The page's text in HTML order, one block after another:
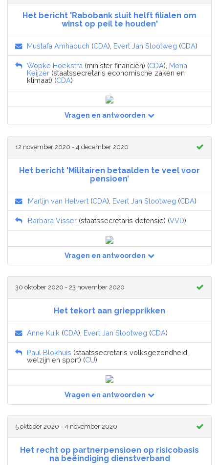
Het bericht 'Rabobank sluit helft filialen om
winst op peil te houden'
Mustafa Amhaouch (CDA), Evert Jan Slootweg (CDA)
Wopke Hoekstra (minister financiën) (CDA), Mona
Keijzer (staatssecretaris economische zaken en
klimaat) (CDA)
Vragen en antwoorden
12 november 2020 - 4 december 2020
Het bericht 'Militairen betaalden te veel voor
pensioen’
Martijn van Helvert (CDA), Evert Jan Slootweg (CDA)
Barbara Visser (staatssecretaris defensie) (VVD)
Vragen en antwoorden
30 oktober 2020 - 23 november 2020
Het tekort aan griepprikken
Anne Kuik (CDA), Evert Jan Slootweg (CDA)
Paul Blokhuis (staatssecretaris volksgezondheid,
welzijn en sport) (CU)
Vragen en antwoorden
5 oktober 2020 - 4 november 2020
Het recht op partnerpensioen op risicobasis
na beëindiging dienstverband